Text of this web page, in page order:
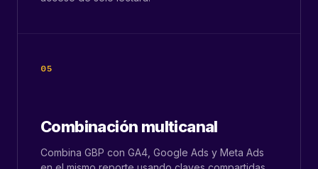
05
Combinación multicanal
Combina GBP con GA4, Google Ads y Meta Ads